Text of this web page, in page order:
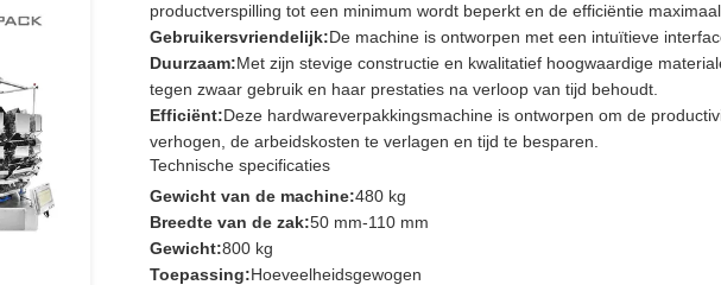
productverspilling tot een minimum wordt beperkt en de efficiëntie maximaal
Gebruikersvriendelijk:De machine is ontworpen met een intuïtieve
Duurzaam:Met zijn stevige constructie en kwalitatief hoogwaardige
tegen zwaar gebruik en haar prestaties na verloop van tijd behoudt.
Efficiënt:Deze hardwareverpakkingsmachine is ontworpen om de
verhogen, de arbeidskosten te verlagen en tijd te besparen.
Technische specificaties
Gewicht van de machine:480 kg
Breedte van de zak:50 mm-110 mm
Gewicht:800 kg
Toepassing:Hoeveelheidsgewogen